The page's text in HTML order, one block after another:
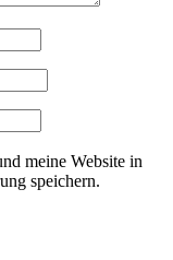
meine Website in
speichern.